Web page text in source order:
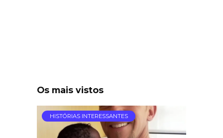
Os mais vistos
HISTÓRIAS INTERESSANTES